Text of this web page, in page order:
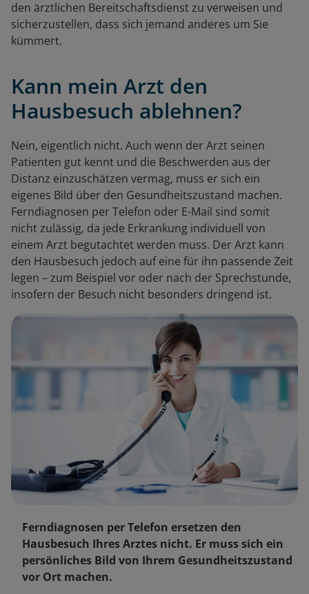
den ärztlichen Bereitschaftsdienst zu verweisen und
sicherzustellen, dass sich jemand anderes um Sie
kümmert.
Kann mein Arzt den
Hausbesuch ablehnen?
Nein, eigentlich nicht. Auch wenn der Arzt seinen
Patienten gut kennt und die Beschwerden aus der
Distanz einzuschätzen vermag, muss er sich ein
eigenes Bild über den Gesundheitszustand machen.
Ferndiagnosen per Telefon oder E-Mail sind somit
nicht zulässig, da jede Erkrankung individuell von
einem Arzt begutachtet werden muss. Der Arzt kann
den Hausbesuch jedoch auf eine für ihn passende Zeit
legen – zum Beispiel vor oder nach der Sprechstunde,
insofern der Besuch nicht besonders dringend ist.
Ferndiagnosen per Telefon ersetzen den
Hausbesuch Ihres Arztes nicht. Er muss sich ein
persönliches Bild von Ihrem Gesundheitszustand
vor Ort machen.